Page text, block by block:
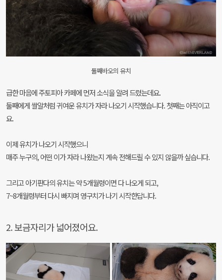
둘째바오의 유치
급한 마음에 주토피아 카페에 먼저 소식을 알려 드렸는데요.
둘째에게 쌀알처럼 귀여운 유치가 자라 나오기 시작했습니다. 첫째는 아직이고
요.
이제 유치가 나오기 시작했으니
매주 누구의, 어떤 이가 자라 나왔는지 계속 전해드릴 수 있지 않을까 싶습니다.
그리고 아기판다의 유치는 약 5개월령이면 다 나오게 되고,
7~8개월령부터 다시 빠지며 영구치가 나기 시작한답니다.
2. 보금자리가 넓어졌어요.